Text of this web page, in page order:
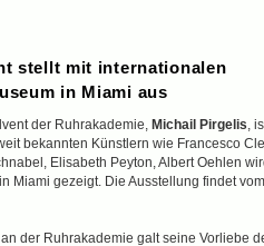
stellt mit internationalen
in Miami aus
der Ruhrakademie, Michail Pirgelis,
bekannten Künstlern wie Francesco
Elisabeth Peyton, Albert Oehlen
Miami gezeigt. Die Ausstellung findet
der Ruhrakademie galt seine Vorliebe